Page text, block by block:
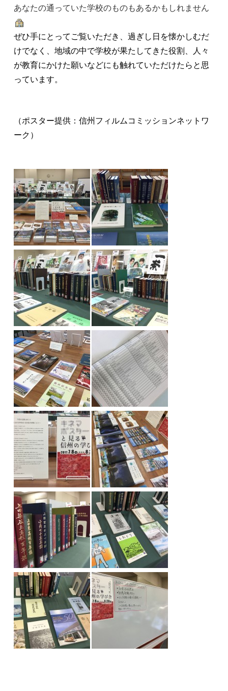
あなたの通っていた学校のものもあるかもしれません
ぜひ手にとってご覧いただき、過ぎし日を懐かしむだ
けでなく、地域の中で学校が果たしてきた役割、人々
が教育にかけた願いなどにも触れていただけたらと思
っています。
（ポスター提供：信州フィルムコミッションネットワ
ーク）